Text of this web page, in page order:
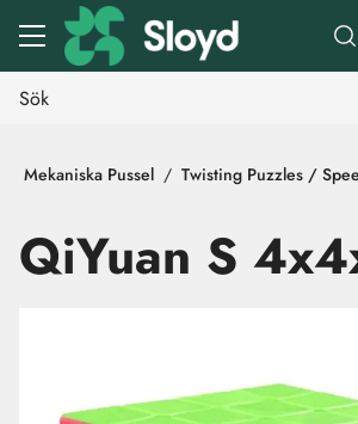
Gå till huvudinnehåll
Mekaniska Pussel Twisting Puzzles /
QiYuan S